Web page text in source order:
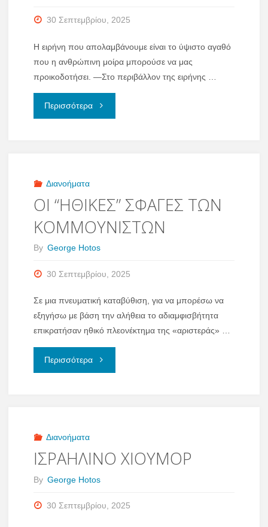
30 Σεπτεμβρίου, 2025
Η ειρήνη που απολαμβάνουμε είναι το ύψιστο αγαθό
που η ανθρώπινη μοίρα μπορούσε να μας
προικοδοτήσει. —Στο περιβάλλον της ειρήνης …
Περισσότερα"ΕΜΠΟΛΕΜΑ
Διανοήματα
ΟΙ “ΗΘΙΚΕΣ” ΣΦΑΓΕΣ ΤΩΝ
ΚΟΜΜΟΥΝΙΣΤΩΝ
By George Hotos
30 Σεπτεμβρίου, 2025
Σε μια πνευματική καταβύθιση, για να μπορέσω να
εξηγήσω με βάση την αλήθεια το αδιαμφισβήτητα
επικρατήσαν ηθικό πλεονέκτημα της «αριστεράς» …
Περισσότερα"ΟΙ
ΚΟΜΜΟΥΝΙΣΤΩΝ"
Διανοήματα
ΙΣΡΑΗΛΙΝΟ ΧΙΟΥΜΟΡ
By George Hotos
30 Σεπτεμβρίου, 2025